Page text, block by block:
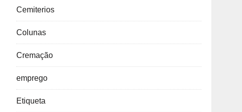
Cemiterios
Colunas
Cremação
emprego
Etiqueta